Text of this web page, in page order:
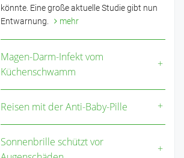
könnte. Eine große aktuelle Studie gibt nun
Entwarnung.
mehr
Magen-Darm-Infekt vom
Küchenschwamm
Reisen mit der Anti-Baby-Pille
Sonnenbrille schützt vor